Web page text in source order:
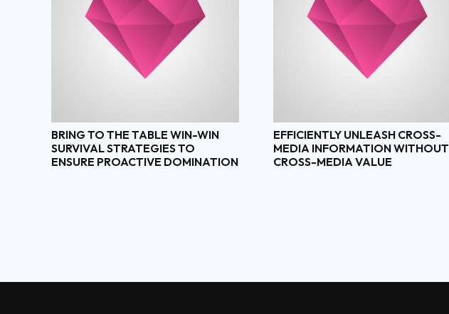
BRING TO THE TABLE WIN-WIN
SURVIVAL STRATEGIES TO
ENSURE PROACTIVE DOMINATION
EFFICIENTLY UNLEASH CROSS-
MEDIA INFORMATION WITHOUT
CROSS-MEDIA VALUE